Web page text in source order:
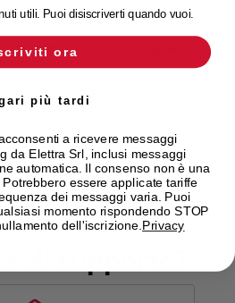
qualsiasi (tranne sottosopra)
Fuori produzione
AEG
di supporto?
utili. Puoi disiscriverti quando vuoi.
ora
più tardi
a ricevere messaggi
da Elettra Srl, inclusi messaggi
automatica. Il consenso non è una
essere applicate tariffe
dei messaggi varia. Puoi
momento rispondendo STOP
dell'iscrizione. Privacy